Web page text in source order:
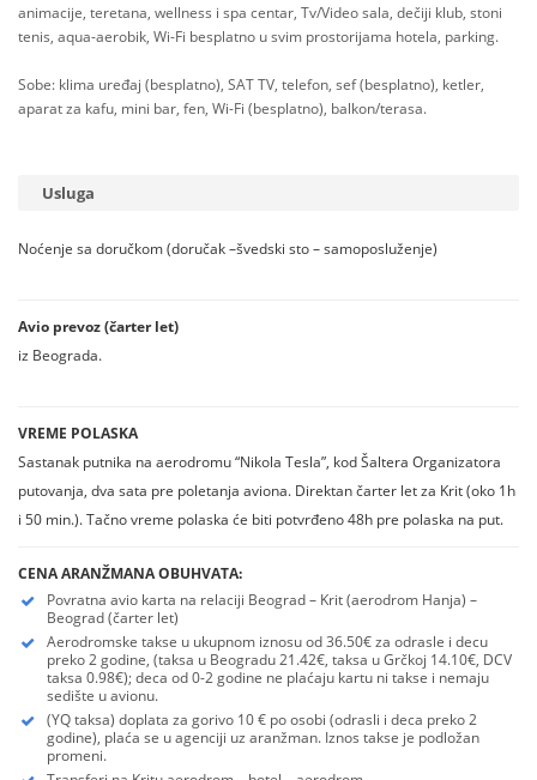
animacije, teretana, wellness i spa centar, Tv/Video sala, dečiji klub, stoni
tenis, aqua-aerobik, Wi-Fi besplatno u svim prostorijama hotela, parking.
Sobe: klima uređaj (besplatno), SAT TV, telefon, sef (besplatno), ketler,
aparat za kafu, mini bar, fen, Wi-Fi (besplatno), balkon/terasa.
Usluga
Noćenje sa doručkom (doručak –švedski sto – samoposluženje)
Avio prevoz (čarter let)
iz Beograda.
VREME POLASKA
Sastanak putnika na aerodromu “Nikola Tesla”, kod Šaltera Organizatora
putovanja, dva sata pre poletanja aviona. Direktan čarter let za Krit (oko 1h
i 50 min.). Tačno vreme polaska će biti potvrđeno 48h pre polaska na put.
CENA ARANŽMANA OBUHVATA:
Povratna avio karta na relaciji Beograd – Krit (aerodrom Hanja) –
Beograd (čarter let)
Aerodromske takse u ukupnom iznosu od 36.50€ za odrasle i decu
preko 2 godine, (taksa u Beogradu 21.42€, taksa u Grčkoj 14.10€, DCV
taksa 0.98€); deca od 0-2 godine ne plaćaju kartu ni takse i nemaju
sedište u avionu.
(YQ taksa) doplata za gorivo 10 € po osobi (odrasli i deca preko 2
godine), plaća se u agenciji uz aranžman. Iznos takse je podložan
promeni.